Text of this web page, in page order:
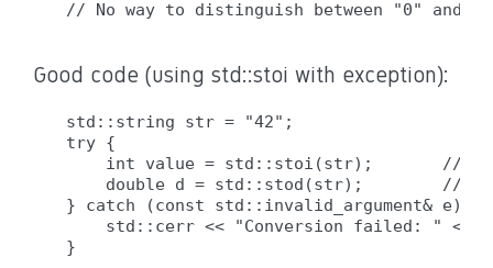
Good code (using std::stoi with exception):
std::string str = "42";
try {
int value = std::stoi(str);       //
double d = std::stod(str);        //
} catch (const std::invalid_argument& e) {
std::cerr << "Conversion failed: " <<